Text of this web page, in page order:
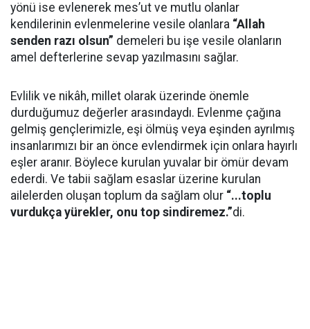
yönü ise evlenerek mes’ut ve mutlu olanlar
kendilerinin evlenmelerine vesile olanlara “Allah
senden razı olsun” demeleri bu işe vesile olanların
amel defterlerine sevap yazılmasını sağlar.
Evlilik ve nikâh, millet olarak üzerinde önemle
durduğumuz değerler arasındaydı. Evlenme çağına
gelmiş gençlerimizle, eşi ölmüş veya eşinden ayrılmış
insanlarımızı bir an önce evlendirmek için onlara hayırlı
eşler aranır. Böylece kurulan yuvalar bir ömür devam
ederdi. Ve tabii sağlam esaslar üzerine kurulan
ailelerden oluşan toplum da sağlam olur “...toplu
vurdukça yürekler, onu top sindiremez.”di.